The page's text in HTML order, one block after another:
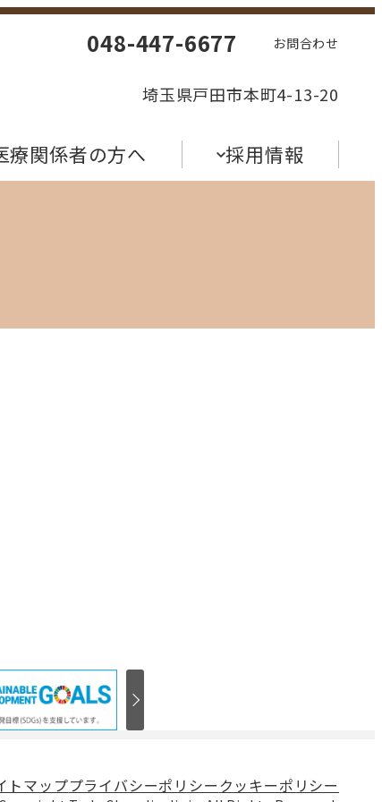
048-447-6677 お問合わせ
埼玉県戸田市本町4-13-20
療関係者の方へ 採用情報
トマッププライバシーポリシー クッキーポリシー